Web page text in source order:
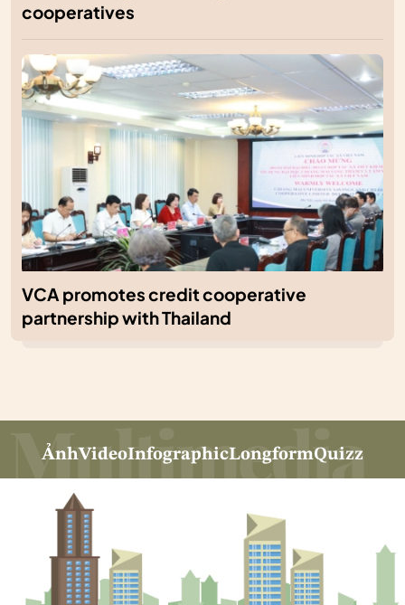
cooperatives
VCA promotes credit cooperative
partnership with Thailand
ẢnhVideoInfographicLongformQuizz